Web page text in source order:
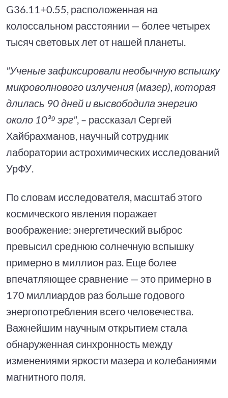
G36.11+0.55, расположенная на
колоссальном расстоянии — более четырех
тысяч световых лет от нашей планеты.
"Ученые зафиксировали необычную вспышку
микроволнового излучения (мазер), которая
длилась 90 дней и высвободила энергию
около 10³⁹ эрг" , – рассказал Сергей
Хайбрахманов, научный сотрудник
лаборатории астрохимических исследований
УрФУ.
По словам исследователя, масштаб этого
космического явления поражает
воображение: энергетический выброс
превысил среднюю солнечную вспышку
примерно в миллион раз. Еще более
впечатляющее сравнение — это примерно в
170 миллиардов раз больше годового
энергопотребления всего человечества.
Важнейшим научным открытием стала
обнаруженная синхронность между
изменениями яркости мазера и колебаниями
магнитного поля.